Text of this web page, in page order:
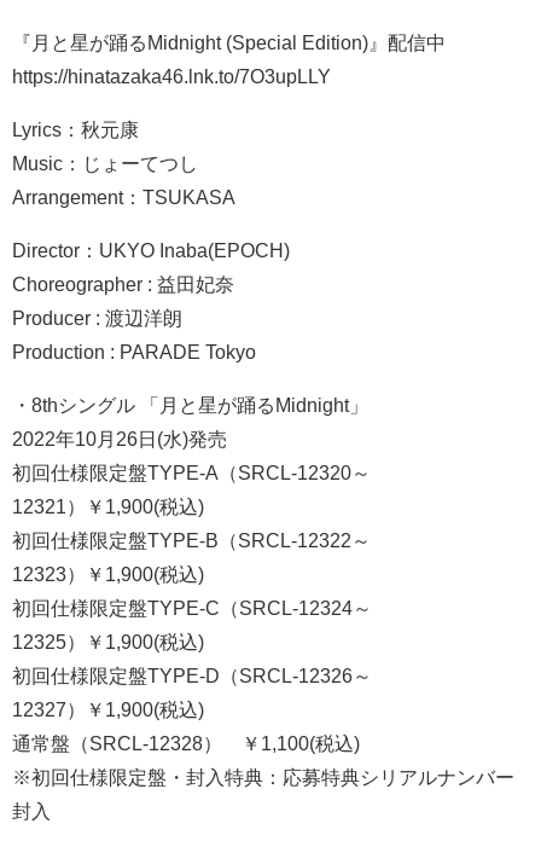
『月と星が踊るMidnight (Special Edition)』配信中
https://hinatazaka46.lnk.to/7O3upLLY
Lyrics：秋元康
Music：じょーてつし
Arrangement：TSUKASA
Director：UKYO Inaba(EPOCH)
Choreographer : 益田妃奈
Producer : 渡辺洋朗
Production : PARADE Tokyo
・8thシングル 「月と星が踊るMidnight」
2022年10月26日(水)発売
初回仕様限定盤TYPE-A（SRCL-12320～
12321）￥1,900(税込)
初回仕様限定盤TYPE-B（SRCL-12322～
12323）￥1,900(税込)
初回仕様限定盤TYPE-C（SRCL-12324～
12325）￥1,900(税込)
初回仕様限定盤TYPE-D（SRCL-12326～
12327）￥1,900(税込)
通常盤（SRCL-12328） ￥1,100(税込)
※初回仕様限定盤・封入特典：応募特典シリアルナンバー
封入